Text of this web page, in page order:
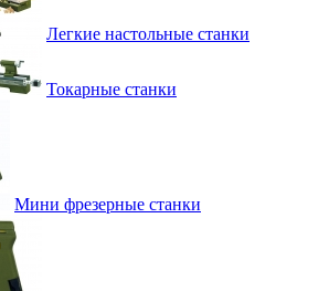
Легкие настольные станки
Токарные станки
Мини фрезерные станки